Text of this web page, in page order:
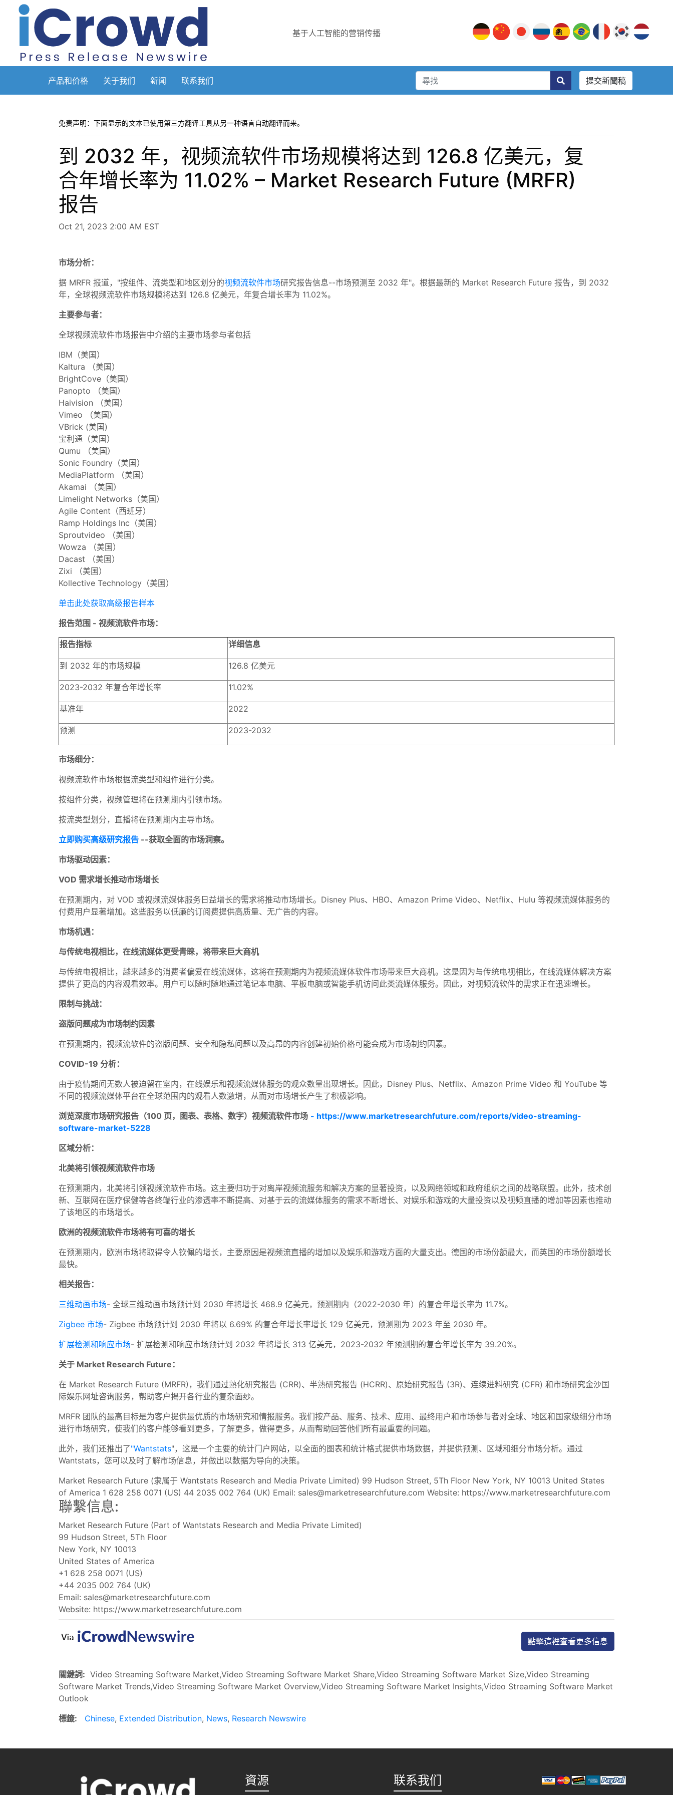
基于人工智能的营销传播
产品和价格 关于我们 新闻 联系我们 提交新聞稿
免责声明：下面显示的文本已使用第三方翻译工具从另一种语言自动翻译而来。
到 2032 年，视频流软件市场规模将达到 126.8 亿美元，复
合年增长率为 11.02% – Market Research Future (MRFR)
报告
Oct 21, 2023 2:00 AM EST
市场分析：
据 MRFR 报道，"按组件、流类型和地区划分的视频流软件市场研究报告信息--市场预测至 2032 年"。根据最新的 Market Research Future 报告，到 2032
年，全球视频流软件市场规模将达到 126.8 亿美元，年复合增长率为 11.02%。
主要参与者：
全球视频流软件市场报告中介绍的主要市场参与者包括
IBM（美国）
Kaltura （美国）
BrightCove（美国）
Panopto （美国）
Haivision （美国）
Vimeo （美国）
VBrick (美国)
宝利通（美国）
Qumu （美国）
Sonic Foundry（美国）
MediaPlatform （美国）
Akamai （美国）
Limelight Networks（美国）
Agile Content（西班牙）
Ramp Holdings Inc（美国）
Sproutvideo （美国）
Wowza （美国）
Dacast （美国）
Zixi （美国）
Kollective Technology（美国）
单击此处获取高级报告样本
报告范围 - 视频流软件市场：
报告指标 详细信息
到 2032 年的市场规模 126.8 亿美元
2023-2032 年复合年增长率 11.02%
基准年 2022
预测 2023-2032
市场细分：
视频流软件市场根据流类型和组件进行分类。
按组件分类，视频管理将在预测期内引领市场。
按流类型划分，直播将在预测期内主导市场。
立即购买高级研究报告 --获取全面的市场洞察。
市场驱动因素：
VOD 需求增长推动市场增长
在预测期内，对 VOD 或视频流媒体服务日益增长的需求将推动市场增长。Disney Plus、HBO、Amazon Prime Video、Netflix、Hulu 等视频流媒体服务的
付费用户显著增加。这些服务以低廉的订阅费提供高质量、无广告的内容。
市场机遇：
与传统电视相比，在线流媒体更受青睐，将带来巨大商机
与传统电视相比，越来越多的消费者偏爱在线流媒体，这将在预测期内为视频流媒体软件市场带来巨大商机。这是因为与传统电视相比，在线流媒体解决方案
提供了更高的内容观看效率。用户可以随时随地通过笔记本电脑、平板电脑或智能手机访问此类流媒体服务。因此，对视频流软件的需求正在迅速增长。
限制与挑战：
盗版问题成为市场制约因素
在预测期内，视频流软件的盗版问题、安全和隐私问题以及高昂的内容创建初始价格可能会成为市场制约因素。
COVID-19 分析：
由于疫情期间无数人被迫留在室内，在线娱乐和视频流媒体服务的观众数量出现增长。因此，Disney Plus、Netflix、Amazon Prime Video 和 YouTube 等
不同的视频流媒体平台在全球范围内的观看人数激增，从而对市场增长产生了积极影响。
浏览深度市场研究报告（100 页，图表、表格、数字）视频流软件市场 - https://www.marketresearchfuture.com/reports/video-streaming-
software-market-5228
区域分析：
北美将引领视频流软件市场
在预测期内，北美将引领视频流软件市场。这主要归功于对离岸视频流服务和解决方案的显著投资，以及网络领域和政府组织之间的战略联盟。此外，技术创
新、互联网在医疗保健等各终端行业的渗透率不断提高、对基于云的流媒体服务的需求不断增长、对娱乐和游戏的大量投资以及视频直播的增加等因素也推动
了该地区的市场增长。
欧洲的视频流软件市场将有可喜的增长
在预测期内，欧洲市场将取得令人钦佩的增长，主要原因是视频流直播的增加以及娱乐和游戏方面的大量支出。德国的市场份额最大，而英国的市场份额增长
最快。
相关报告：
三维动画市场- 全球三维动画市场预计到 2030 年将增长 468.9 亿美元，预测期内（2022-2030 年）的复合年增长率为 11.7%。
Zigbee 市场- Zigbee 市场预计到 2030 年将以 6.69% 的复合年增长率增长 129 亿美元，预测期为 2023 年至 2030 年。
扩展检测和响应市场- 扩展检测和响应市场预计到 2032 年将增长 313 亿美元，2023-2032 年预测期的复合年增长率为 39.20%。
关于 Market Research Future：
在 Market Research Future (MRFR)，我们通过熟化研究报告 (CRR)、半熟研究报告 (HCRR)、原始研究报告 (3R)、连续进料研究 (CFR) 和市场研究金沙国
际娱乐网址咨询服务，帮助客户揭开各行业的复杂面纱。
MRFR 团队的最高目标是为客户提供最优质的市场研究和情报服务。我们按产品、服务、技术、应用、最终用户和市场参与者对全球、地区和国家级细分市场
进行市场研究，使我们的客户能够看到更多，了解更多，做得更多，从而帮助回答他们所有最重要的问题。
此外，我们还推出了"Wantstats"，这是一个主要的统计门户网站，以全面的图表和统计格式提供市场数据，并提供预测、区域和细分市场分析。通过
Wantstats，您可以及时了解市场信息，并做出以数据为导向的决策。
Market Research Future (隶属于 Wantstats Research and Media Private Limited) 99 Hudson Street, 5Th Floor New York, NY 10013 United States
of America 1 628 258 0071 (US) 44 2035 002 764 (UK) Email: sales@marketresearchfuture.com Website: https://www.marketresearchfuture.com
聯繫信息:
Market Research Future (Part of Wantstats Research and Media Private Limited)
99 Hudson Street, 5Th Floor
New York, NY 10013
United States of America
+1 628 258 0071 (US)
+44 2035 002 764 (UK)
Email: sales@marketresearchfuture.com
Website: https://www.marketresearchfuture.com
點擊這裡查看更多信息
關鍵詞: Video Streaming Software Market,Video Streaming Software Market Share,Video Streaming Software Market Size,Video Streaming
Software Market Trends,Video Streaming Software Market Overview,Video Streaming Software Market Insights,Video Streaming Software Market
Outlook
標籤:
Chinese, Extended Distribution, News, Research Newswire
資源 联系我们